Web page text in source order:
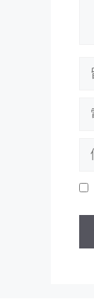
址
網
網